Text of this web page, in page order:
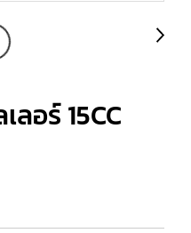
อร์ 15CC